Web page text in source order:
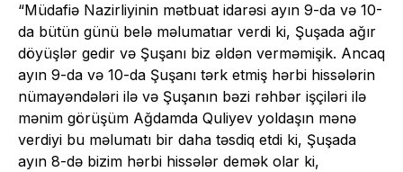
“Müdafiə Nazirliyinin mətbuat idarəsi ayın 9-da və 10-
da bütün günü belə məlumatıar verdi ki, Şuşada ağır
döyüşlər gedir və Şuşanı biz əldən verməmişik. Ancaq
ayın 9-da və 10-da Şuşanı tərk etmiş hərbi hissələrin
nümayəndələri ilə və Şuşanın bəzi rəhbər işçiləri ilə
mənim görüşüm Ağdamda Quliyev yoldaşın mənə
verdiyi bu məlumatı bir daha təsdiq etdi ki, Şuşada
ayın 8-də bizim hərbi hissələr demək olar ki,